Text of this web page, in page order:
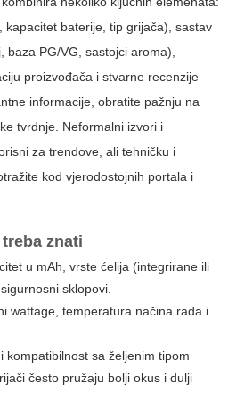
kapacitet baterije, tip grijača), sastav
baza PG/VG, sastojci aroma),
proizvođača i stvarne recenzije
informacije, obratite pažnju na
tvrdnje. Neformalni izvori i
za trendove, ali tehničku i
kod vjerodostojnih portala i
znati
u mAh, vrste ćelija (integrirane ili
sklopovi.
wattage, temperatura načina rada i
kompatibilnost sa željenim tipom
često pružaju bolji okus i dulji